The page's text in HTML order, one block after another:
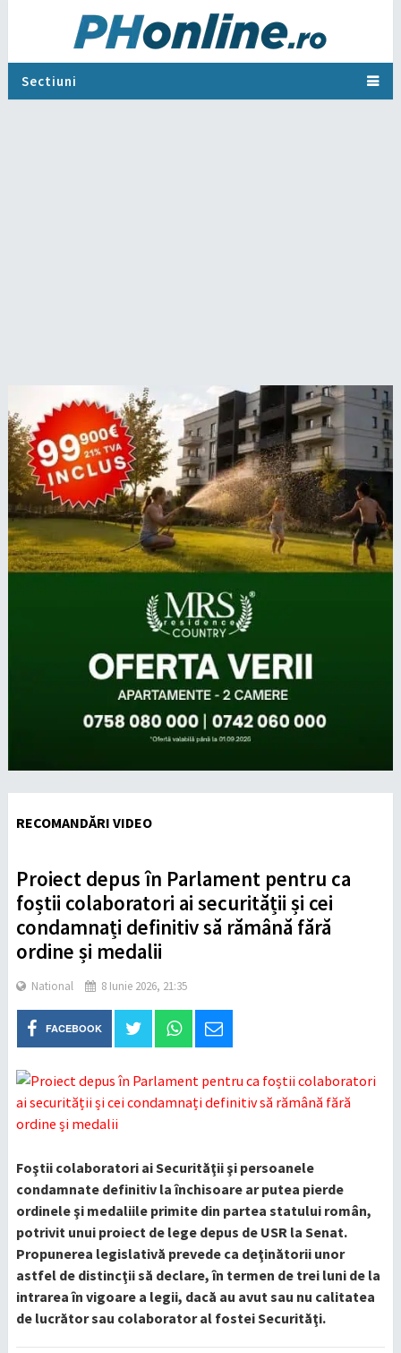
Sectiuni
RECOMANDĂRI VIDEO
Proiect depus în Parlament pentru ca
foștii colaboratori ai securității și cei
condamnați definitiv să rămână fără
ordine și medalii
National 8 Iunie 2026, 21:35
FACEBOOK
Foştii colaboratori ai Securităţii şi persoanele
condamnate definitiv la închisoare ar putea pierde
ordinele şi medaliile primite din partea statului român,
potrivit unui proiect de lege depus de USR la Senat.
Propunerea legislativă prevede ca deţinătorii unor
astfel de distincţii să declare, în termen de trei luni de la
intrarea în vigoare a legii, dacă au avut sau nu calitatea
de lucrător sau colaborator al fostei Securităţi.